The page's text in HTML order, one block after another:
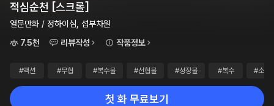
적심순천 [스크롤]
열문만화 / 정하이심, 섭부차원
7.5천
리뷰작성 작품정보
#액션 #무협 #복수물 #선협물 #성장물 #복수 #소설
첫 화 무료보기